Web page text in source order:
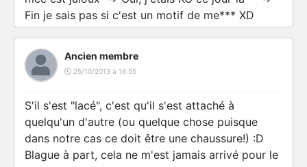
Fin je sais pas si c'est un motif de me*** XD
Ancien membre
25/10/2013 à 16:55
S'il s'est "lacé", c'est qu'il s'est attaché à
quelqu'un d'autre (ou quelque chose puisque
dans notre cas ce doit être une chaussure!) :D
Blague à part, cela ne m'est jamais arrivé pour le